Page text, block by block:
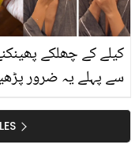
کیلے کے چھلکے
سے پہلے یہ ضرور
سستا اور قدرتی حل